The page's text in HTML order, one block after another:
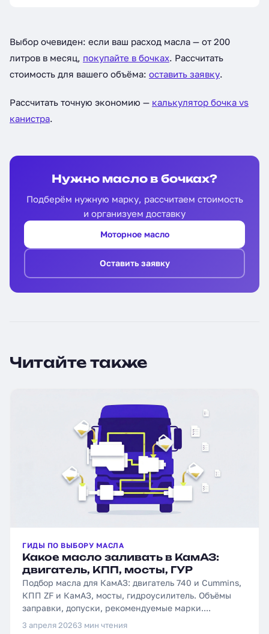
Выбор очевиден: если ваш расход масла — от 200
литров в месяц, покупайте в бочках. Рассчитать
стоимость для вашего объёма: оставить заявку.
Рассчитать точную экономию — калькулятор бочка vs
канистра.
Нужно масло в бочках?
Подберём нужную марку, рассчитаем стоимость
и организуем доставку
Моторное масло
Оставить заявку
Читайте также
ГИДЫ ПО ВЫБОРУ МАСЛА
Какое масло заливать в КамАЗ:
двигатель, КПП, мосты, ГУР
Подбор масла для КамАЗ: двигатель 740 и Cummins,
КПП ZF и КамАЗ, мосты, гидроусилитель. Объёмы
заправки, допуски, рекомендуемые марки....
3 апреля 20263 мин чтения